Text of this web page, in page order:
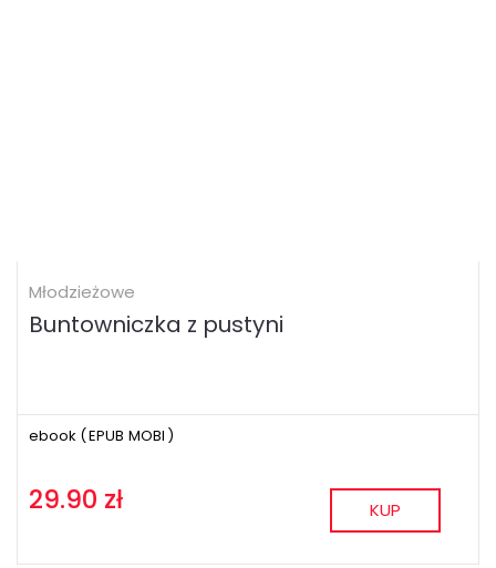
Młodzieżowe
Buntowniczka z pustyni
ebook (EPUB MOBI )
29.90 zł KUP